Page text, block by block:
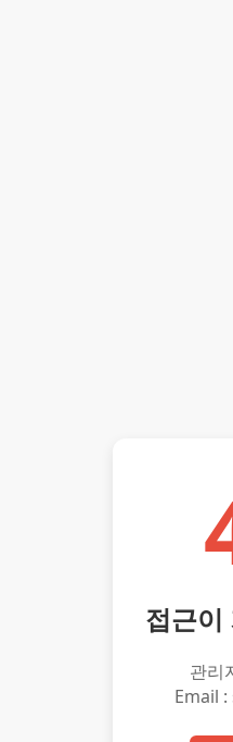
접근이
관리
Email